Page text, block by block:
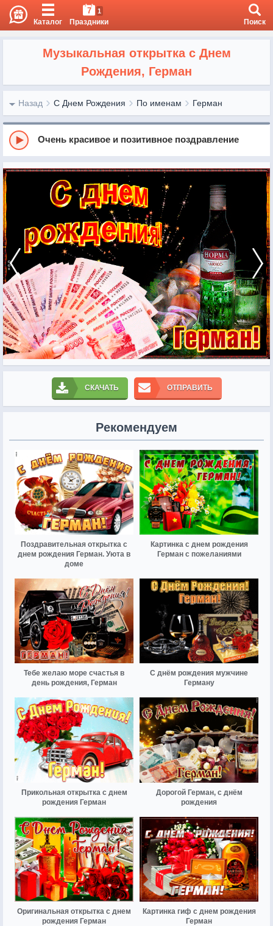
Каталог
7 1
Праздники Поиск
Музыкальная открытка с Днем
Рождения, Герман
Назад С Днем Рождения По именам Герман
Очень красивое и позитивное поздравление
СКАЧАТЬ ОТПРАВИТЬ
Рекомендуем
Поздравительная открытка с
днем рождения Герман. Уюта в
доме
Картинка с днем рождения
Герман с пожеланиями
Тебе желаю море счастья в
день рождения, Герман
С днём рождения мужчине
Герману
Прикольная открытка с днем
рождения Герман
Дорогой Герман, с днём
рождения
Оригинальная открытка с днем
рождения Герман
Картинка гиф с днем рождения
Герман